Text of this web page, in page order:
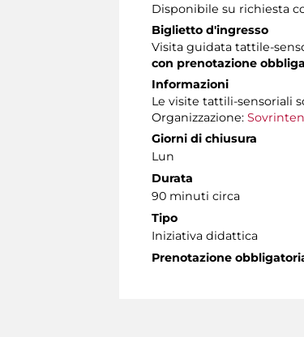
Disponibile su richiesta
Biglietto d'ingresso
Visita guidata tattile-
con prenotazione
Informazioni
Le visite tattili-sensoriali
Organizzazione:
Giorni di chiusura
Lun
Durata
90 minuti circa
Tipo
Iniziativa didattica
Prenotazione